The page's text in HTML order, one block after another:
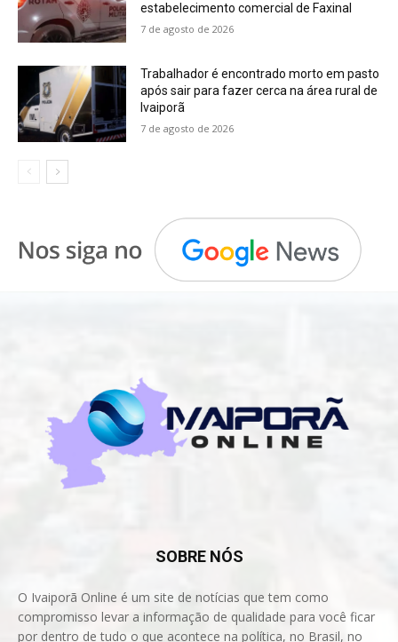
estabelecimento comercial de Faxinal
7 de agosto de 2026
Trabalhador é encontrado morto em pasto
após sair para fazer cerca na área rural de
Ivaiporã
7 de agosto de 2026
SOBRE NÓS
O Ivaiporã Online é um site de notícias que tem como
compromisso levar a informação de qualidade para você ficar
por dentro de tudo o que acontece na política, no Brasil, no